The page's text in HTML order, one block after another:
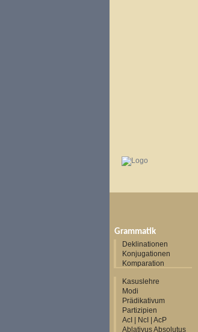
Grammatik
Deklinationen
Konjugationen
Komparation
Kasuslehre
Modi
Prädikativum
Partizipien
AcI | NcI | AcP
Ablativus Absolutus